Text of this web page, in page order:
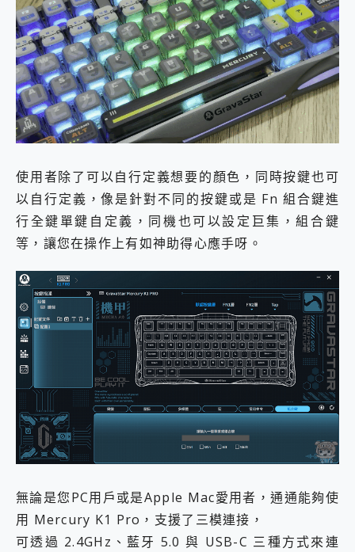
使用者除了可以自行定義想要的顏色，同時按鍵也可
以自行定義，像是針對不同的按鍵或是 Fn 組合鍵進
行全鍵單鍵自定義，同機也可以設定巨集，組合鍵
等，讓您在操作上有如神助得心應手呀。
無論是您PC用戶或是Apple Mac愛用者，通通能夠使
用 Mercury K1 Pro，支援了三模連接，
可透過 2.4GHz、藍牙 5.0 與 USB-C 三種方式來連